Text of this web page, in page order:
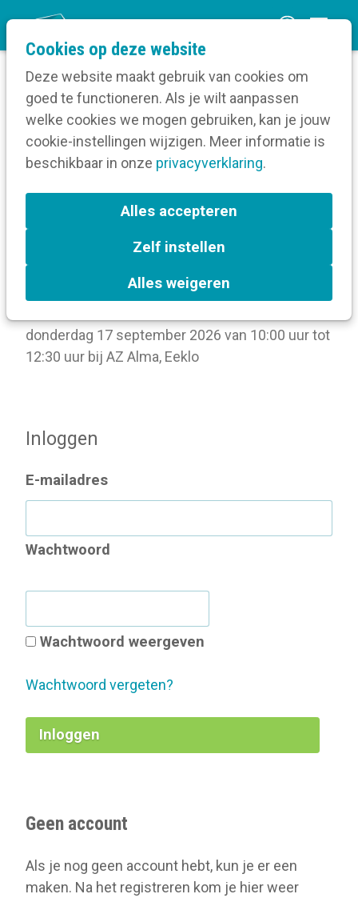
Cookies op deze website
Deze website maakt gebruik van cookies om
goed te functioneren. Als je wilt aanpassen
welke cookies we mogen gebruiken, kan je jouw
cookie-instellingen wijzigen. Meer informatie is
beschikbaar in onze privacyverklaring.
Alles accepteren
Zelf instellen
Alles weigeren
n
m
Home
Volg een opleiding
Inloggen voor Collegagroep ziekenhuizen Oost-
Vlaanderen
Collegagroep
ziekenhuizen Oost-
Vlaanderen
donderdag 17 september 2026 van 10:00 uur tot
12:30 uur bij AZ Alma, Eeklo
Inloggen
E-mailadres
Wachtwoord
Wachtwoord weergeven
Wachtwoord vergeten?
Inloggen
Geen account
Als je nog geen account hebt, kun je er een
maken. Na het registreren kom je hier weer